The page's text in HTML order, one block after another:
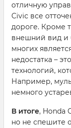
отличную
Civic все
дороге. Кроме
внешний вид и
многих
недостатка –
технологий,
Например,
немного
В итоге, Honda
но не спешите